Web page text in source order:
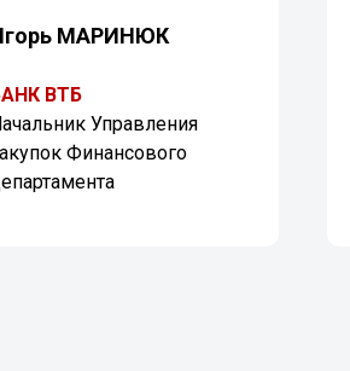
МАРИНЮК
ВТБ
Управления
Финансового